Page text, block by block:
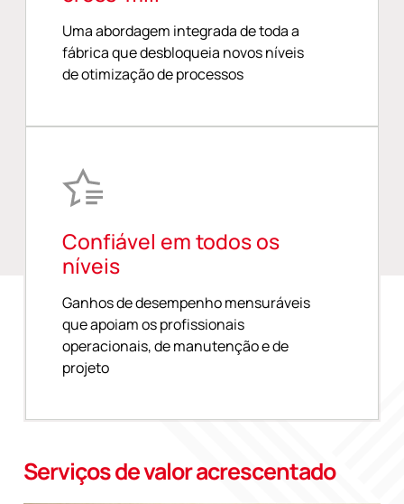
Uma abordagem integrada de toda a
fábrica que desbloqueia novos níveis
de otimização de processos
Confiável em todos os
níveis
Ganhos de desempenho mensuráveis
que apoiam os profissionais
operacionais, de manutenção e de
projeto
Serviços de valor acrescentado